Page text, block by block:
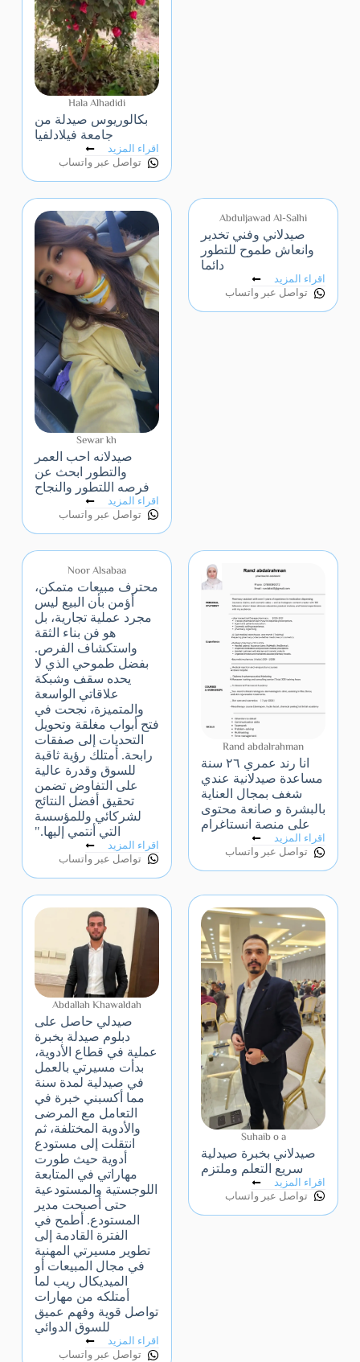
Hala Alhadidi
بكالوريوس صيدلة من
جامعة فيلادلفيا
اقراء المزيد
تواصل عبر واتساب
Abduljawad Al-Salhi
صيدلاني وفني تخدير
وانعاش طموح للتطور
دائما
اقراء المزيد
تواصل عبر واتساب
Sewar kh
صيدلانه احب العمر
والتطور ابحث عن
فرصه اللتطور والنجاح
اقراء المزيد
تواصل عبر واتساب
Rand abdalrahman
انا رند عمري ٢٦ سنة
مساعدة صيدلانية عندي
شغف بمجال العناية
بالبشرة و صانعة محتوى
على منصة انستاغرام
اقراء المزيد
تواصل عبر واتساب
Noor Alsabaa
محترف مبيعات متمكن،
أؤمن بأن البيع ليس
مجرد عملية تجارية، بل
هو فن بناء الثقة
واستكشاف الفرص.
بفضل طموحي الذي لا
يحده سقف وشبكة
علاقاتي الواسعة
والمتميزة، نجحت في
فتح أبواب مغلقة وتحويل
التحديات إلى صفقات
رابحة. أمتلك رؤية ثاقبة
للسوق وقدرة عالية
على التفاوض تضمن
تحقيق أفضل النتائج
لشركائي وللمؤسسة
التي أنتمي إليها."
اقراء المزيد
تواصل عبر واتساب
Suhaib o a
صيدلاني بخبرة صيدلية
سريع التعلم وملتزم
اقراء المزيد
تواصل عبر واتساب
Abdallah Khawaldah
صيدلي حاصل على
دبلوم صيدلة بخبرة
عملية في قطاع الأدوية،
بدأت مسيرتي بالعمل
في صيدلية لمدة سنة
مما أكسبني خبرة في
التعامل مع المرضى
والأدوية المختلفة، ثم
انتقلت إلى مستودع
أدوية حيث طورت
مهاراتي في المتابعة
اللوجستية والمستودعية
حتى أصبحت مدير
المستودع. أطمح في
الفترة القادمة إلى
تطوير مسيرتي المهنية
في مجال المبيعات أو
الميديكال ريب لما
أمتلكه من مهارات
تواصل قوية وفهم عميق
للسوق الدوائي
اقراء المزيد
تواصل عبر واتساب